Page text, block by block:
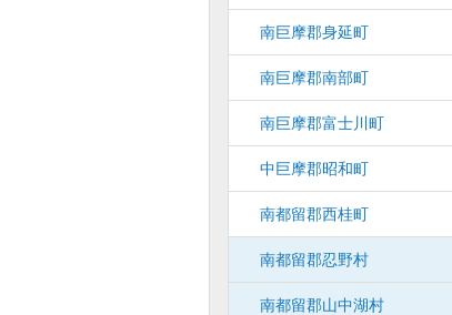
南巨摩郡身延町
南巨摩郡南部町
南巨摩郡富士川町
中巨摩郡昭和町
南都留郡西桂町
南都留郡忍野村
南都留郡山中湖村